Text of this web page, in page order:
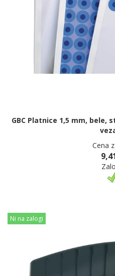
GBC Platnice 1,5 mm, bele,
Cena
Ni na zalogi